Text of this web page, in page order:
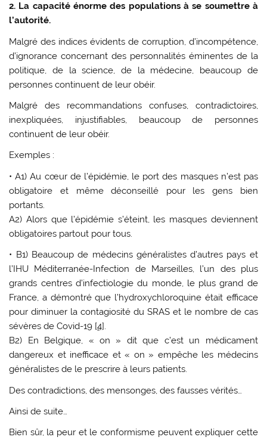
2. La capacité énorme des populations à se soumettre à
l’autorité.
Malgré des indices évidents de corruption, d’incompétence,
d’ignorance concernant des personnalités éminentes de la
politique, de la science, de la médecine, beaucoup de
personnes continuent de leur obéir.
Malgré des recommandations confuses, contradictoires,
inexpliquées, injustifiables, beaucoup de personnes
continuent de leur obéir.
Exemples :
• A1) Au cœur de l’épidémie, le port des masques n’est pas
obligatoire et même déconseillé pour les gens bien
portants.
A2) Alors que l’épidémie s’éteint, les masques deviennent
obligatoires partout pour tous.
• B1) Beaucoup de médecins généralistes d’autres pays et
l’IHU Méditerranée-Infection de Marseilles, l’un des plus
grands centres d’infectiologie du monde, le plus grand de
France, a démontré que l’hydroxychloroquine était efficace
pour diminuer la contagiosité du SRAS et le nombre de cas
sévères de Covid-19 [4].
B2) En Belgique, « on » dit que c’est un médicament
dangereux et inefficace et « on » empêche les médecins
généralistes de le prescrire à leurs patients.
Des contradictions, des mensonges, des fausses vérités…
Ainsi de suite…
Bien sûr, la peur et le conformisme peuvent expliquer cette